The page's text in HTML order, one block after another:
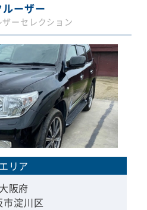
ルーザー
ーセレクション
エリア
大阪府
市淀川区